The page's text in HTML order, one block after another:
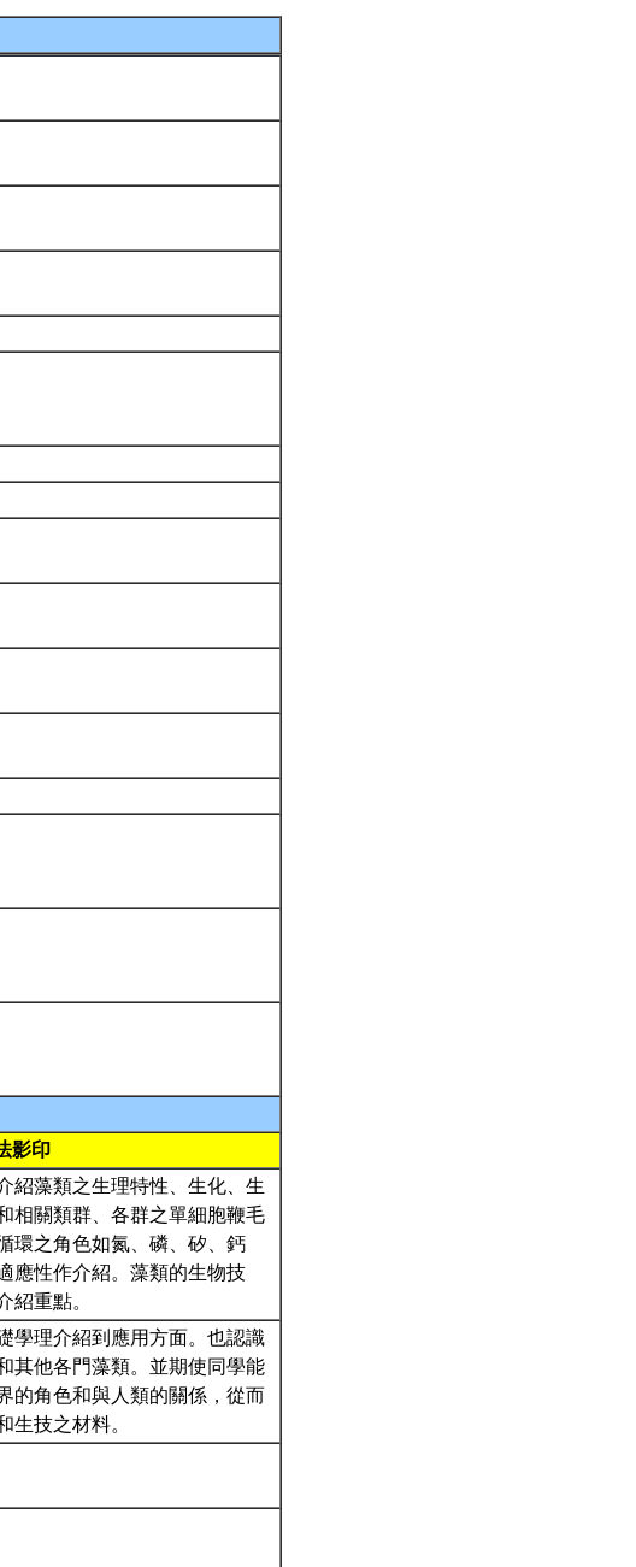
影印
紹藻類之生理特性、生化、生
相關類群、各群之單細胞鞭毛
環之角色如氮、磷、矽、鈣
應性作介紹。藻類的生物技
紹重點。
學理介紹到應用方面。也認識
其他各門藻類。並期使同學能
的角色和與人類的關係，從而
生技之材料。